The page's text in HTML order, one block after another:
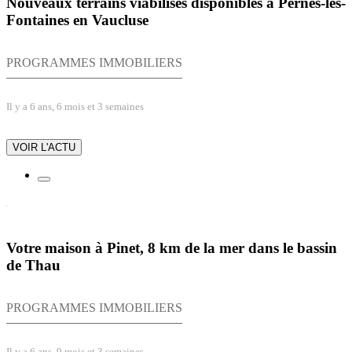
Fontaines en Vaucluse
PROGRAMMES IMMOBILIERS
Il y a 6 ans, 6 mois et 3 semaines
VOIR L'ACTU
Votre maison à Pinet, 8 km de la mer dans le bassin
de Thau
PROGRAMMES IMMOBILIERS